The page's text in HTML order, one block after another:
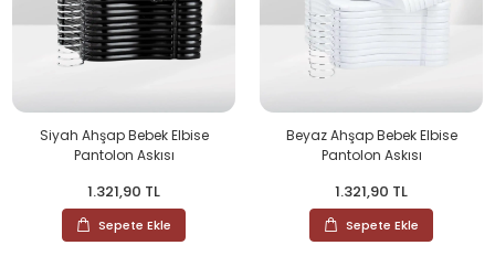
Siyah Ahşap Bebek Elbise
Pantolon Askısı
1.321,90 TL
Sepete Ekle
Beyaz Ahşap Bebek Elbise
Pantolon Askısı
1.321,90 TL
Sepete Ekle